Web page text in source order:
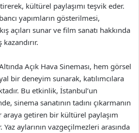
kültürel paylaşımı teşvik eder.
yapımların gösterilmesi,
açıları sunar ve film sanatı hakkında
Açık Hava Sineması, hem görsel
bir deneyim sunarak, katılımcılara
Bu etkinlik, İstanbul’un
sinema sanatının tadını çıkarmanın
araya getiren bir kültürel paylaşım
Yaz aylarının vazgeçilmezleri arasında